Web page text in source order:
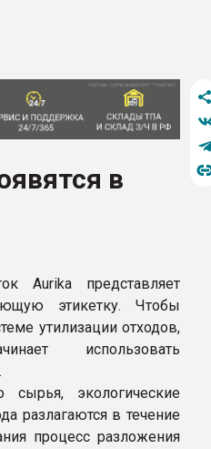
в
Aurika представляет
этикетку. Чтобы
утилизации отходов,
использовать
.
сырья, экологические
разлагаются в течение
процесс разложения